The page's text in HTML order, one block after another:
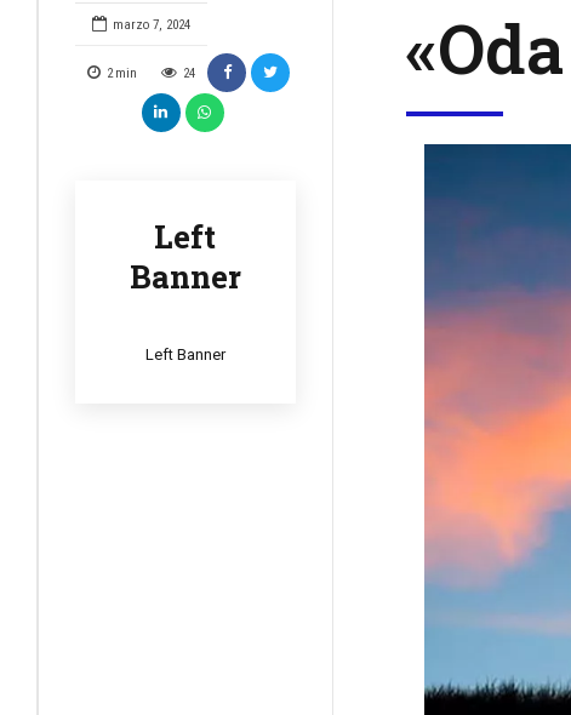
marzo 7, 2024
2 min 24
Left
Banner
Left Banner